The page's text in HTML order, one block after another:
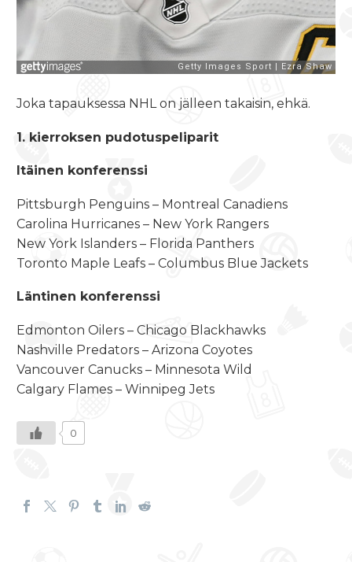
Joka tapauksessa NHL on jälleen takaisin, ehkä.
1. kierroksen pudotuspeliparit
Itäinen konferenssi
Pittsburgh Penguins – Montreal Canadiens
Carolina Hurricanes – New York Rangers
New York Islanders – Florida Panthers
Toronto Maple Leafs – Columbus Blue Jackets
Läntinen konferenssi
Edmonton Oilers – Chicago Blackhawks
Nashville Predators – Arizona Coyotes
Vancouver Canucks – Minnesota Wild
Calgary Flames – Winnipeg Jets
0